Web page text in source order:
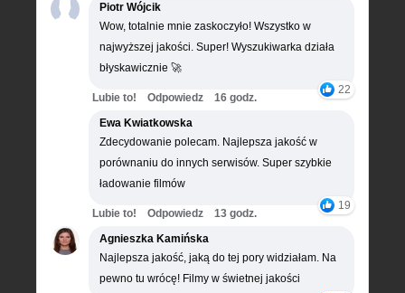
Piotr Wójcik
Wow, totalnie mnie zaskoczyło! Wszystko w
najwyższej jakości. Super! Wyszukiwarka działa
błyskawicznie 🚀
22
Lubie to! Odpowiedz
16 godz.
Ewa Kwiatkowska
Zdecydowanie polecam. Najlepsza jakość w
porównaniu do innych serwisów. Super szybkie
ładowanie filmów
19
Lubie to! Odpowiedz
13 godz.
Agnieszka Kamińska
Najlepsza jakość, jaką do tej pory widziałam. Na
pewno tu wrócę! Filmy w świetnej jakości